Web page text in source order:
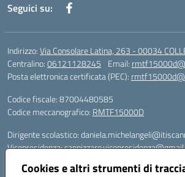
Cookies e altri strumenti di
Seguici su:
Indirizzo:Via Consolare Latina, 263 - 00034
Centralino:06121128245 Email:
Posta elettronica certificata (PEC):
Codice fiscale: 87004480585
Codice meccanografico: RMTF15000D
Dirigente scolastico:
Vicepresidenza: